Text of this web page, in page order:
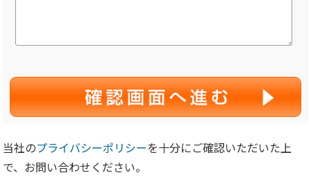
当社のプライバシーポリシーを十分にご確認いただいた上
で、お問い合わせください。